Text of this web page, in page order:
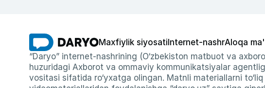
Maxfiylik siyosati Internet-nashrAloqa
“Daryo” internet-nashrining (O‘zbekiston matbuot va
huzuridagi Axborot va ommaviy kommunikatsiyalar
vositasi sifatida ro‘yxatga olingan. Matnli materiallarni